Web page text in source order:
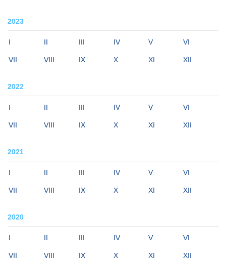
2023
I II III IV V VI
VII VIII IX X XI XII
2022
I II III IV V VI
VII VIII IX X XI XII
2021
I II III IV V VI
VII VIII IX X XI XII
2020
I II III IV V VI
VII VIII IX X XI XII